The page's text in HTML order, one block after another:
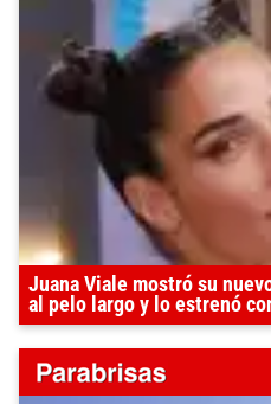
Juana Viale mostró su
al pelo largo y lo estrenó